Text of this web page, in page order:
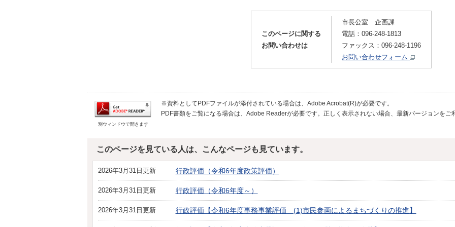
このページに関する
お問い合わせは
市長公室 企画課
電話：096-248-1813
ファックス：096-248-1196
お問い合わせフォーム
別ウィンドウで開きます
※資料としてPDFファイルが添付されている場合は、Adobe Acrobat(R)が必要です。
PDF書類をご覧になる場合は、Adobe Readerが必要です。正しく表示されない場合、最新バージョンをご
このページを見ている人は、こんなページも見ています。
2026年3月31日更新 行政評価（令和6年度政策評価）
2026年3月31日更新 行政評価（令和6年度～）
2026年3月31日更新 行政評価【令和6年度事務事業評価 (1)市民参画によるまちづくりの推進】